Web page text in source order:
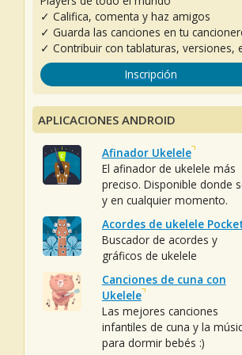
✓ Califica, comenta y haz amigos
✓ Guarda las canciones en tu
✓ Contribuir con tablaturas, versiones,
Inscripción
APLICACIONES ANDROID
Afinador Ukelele
El afinador de ukelele más
preciso. Disponible donde
y en cualquier momento.
Acordes de ukelele
Buscador de acordes y
gráficos de ukelele
Canciones de cuna con
Ukelele
Las mejores canciones
infantiles de cuna y la
para dormir bebés :)